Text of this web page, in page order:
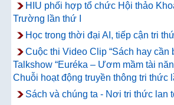
HIU phối hợp tổ chức Hội thảo
Trường lần thứ I
Học trong thời đại AI, tiếp cận tri
Cuộc thi Video Clip “Sách hay cần
Talkshow “Euréka – Ươm mầm tài
Chuỗi hoạt động truyền thông tri thức
Sách và chúng ta - Nơi tri thức lan